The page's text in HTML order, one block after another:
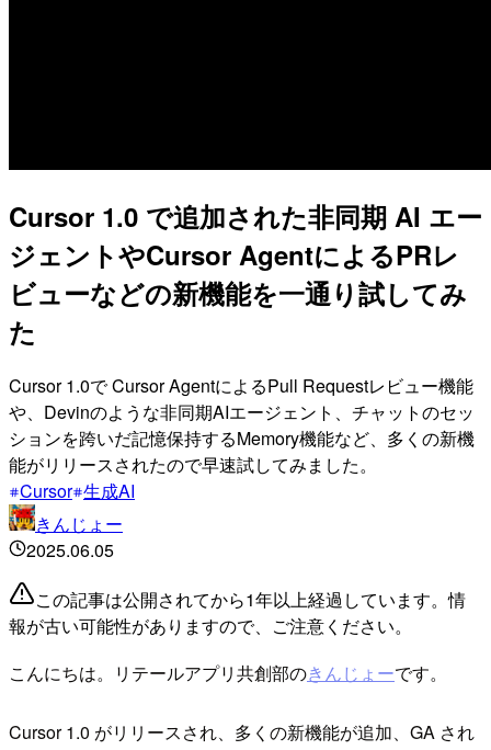
Cursor 1.0 で追加された非同期 AI エー
ジェントやCursor AgentによるPRレ
ビューなどの新機能を一通り試してみ
た
Cursor 1.0で Cursor AgentによるPull Requestレビュー機能
や、Devinのような非同期AIエージェント、チャットのセッ
ションを跨いだ記憶保持するMemory機能など、多くの新機
能がリリースされたので早速試してみました。
Cursor 生成AI
きんじょー
2025.06.05
この記事は公開されてから1年以上経過しています。情
報が古い可能性がありますので、ご注意ください。
こんにちは。リテールアプリ共創部のきんじょーです。
Cursor 1.0 がリリースされ、多くの新機能が追加、GA され